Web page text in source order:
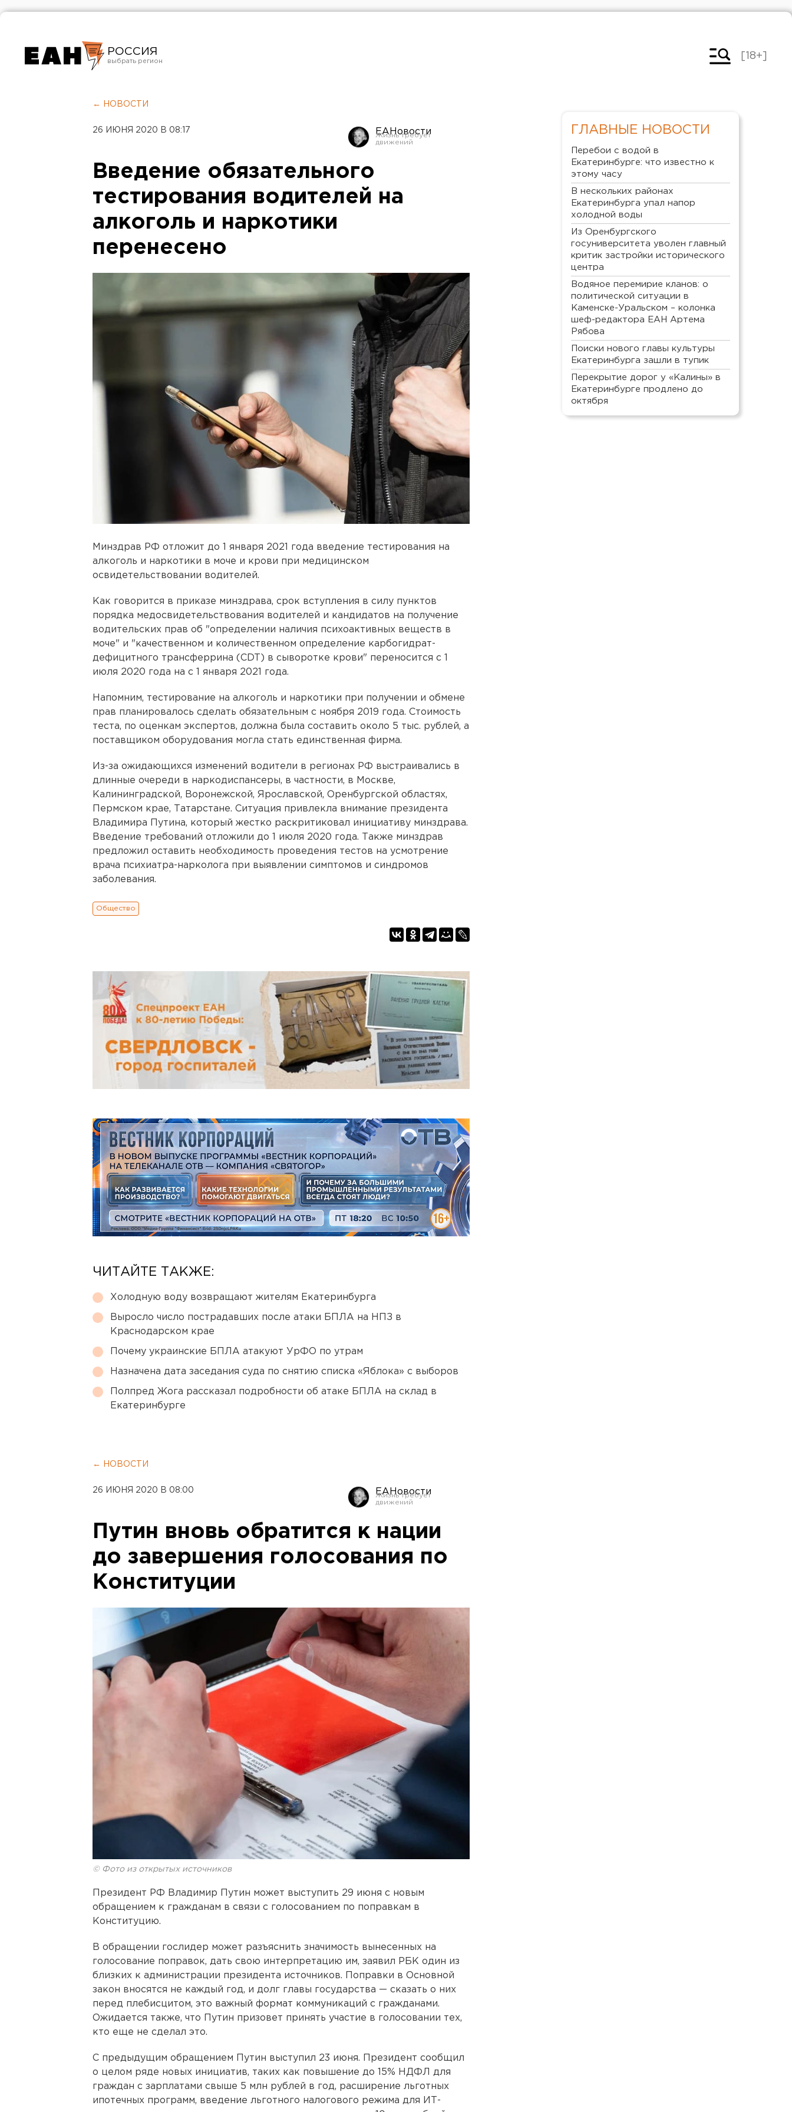
РОССИЯ
Челябинск
[18+]
← НОВОСТИ
26 ИЮНЯ 2020 В 08:17 ЕАНовости
Введение обязательного
тестирования водителей на
алкоголь и наркотики
перенесено
Минздрав РФ отложит до 1 января 2021 года введение тестирования на
алкоголь и наркотики в моче и крови при медицинском
освидетельствовании водителей.
Как говорится в приказе минздрава, срок вступления в силу пунктов
порядка медосвидетельствования водителей и кандидатов на получение
водительских прав об "определении наличия психоактивных веществ в
моче" и "качественном и количественном определение карбогидрат-
дефицитного трансферрина (CDT) в сыворотке крови" переносится с 1
июля 2020 года на с 1 января 2021 года.
Напомним, тестирование на алкоголь и наркотики при получении и обмене
прав планировалось сделать обязательным с ноября 2019 года. Стоимость
теста, по оценкам экспертов, должна была составить около 5 тыс. рублей, а
поставщиком оборудования могла стать единственная фирма.
Из-за ожидающихся изменений водители в регионах РФ выстраивались в
длинные очереди в наркодиспансеры, в частности, в Москве,
Калининградской, Воронежской, Ярославской, Оренбургской областях,
Пермском крае, Татарстане. Ситуация привлекла внимание президента
Владимира Путина, который жестко раскритиковал инициативу минздрава.
Введение требований отложили до 1 июля 2020 года. Также минздрав
предложил оставить необходимость проведения тестов на усмотрение
врача психиатра-нарколога при выявлении симптомов и синдромов
заболевания.
Общество
ЧИТАЙТЕ ТАКЖЕ:
Холодную воду возвращают жителям Екатеринбурга
Выросло число пострадавших после атаки БПЛА на НПЗ в
Краснодарском крае
Почему украинские БПЛА атакуют УрФО по утрам
Назначена дата заседания суда по снятию списка «Яблока» с выборов
Полпред Жога рассказал подробности об атаке БПЛА на склад в
Екатеринбурге
← НОВОСТИ
26 ИЮНЯ 2020 В 08:00 ЕАНовости
Путин вновь обратится к нации
до завершения голосования по
Конституции
© Фото из открытых источников
Президент РФ Владимир Путин может выступить 29 июня с новым
обращением к гражданам в связи с голосованием по поправкам в
Конституцию.
В обращении гослидер может разъяснить значимость вынесенных на
голосование поправок, дать свою интерпретацию им, заявил РБК один из
близких к администрации президента источников. Поправки в Основной
закон вносятся не каждый год, и долг главы государства — сказать о них
перед плебисцитом, это важный формат коммуникаций с гражданами.
Ожидается также, что Путин призовет принять участие в голосовании тех,
кто еще не сделал это.
С предыдущим обращением Путин выступил 23 июня. Президент сообщил
о целом ряде новых инициатив, таких как повышение до 15% НДФЛ для
граждан с зарплатами свыше 5 млн рублей в год, расширение льготных
ипотечных программ, введение льготного налогового режима для ИТ-
ГЛАВНЫЕ НОВОСТИ
Перебои с водой в
Екатеринбурге: что известно к
этому часу
В нескольких районах
Екатеринбурга упал напор
холодной воды
Из Оренбургского
госуниверситета уволен главный
критик застройки исторического
центра
Водяное перемирие кланов: о
политической ситуации в
Каменске-Уральском – колонка
шеф-редактора ЕАН Артема
Рябова
Поиски нового главы культуры
Екатеринбурга зашли в тупик
Перекрытие дорог у «Калины» в
Екатеринбурге продлено до
октября